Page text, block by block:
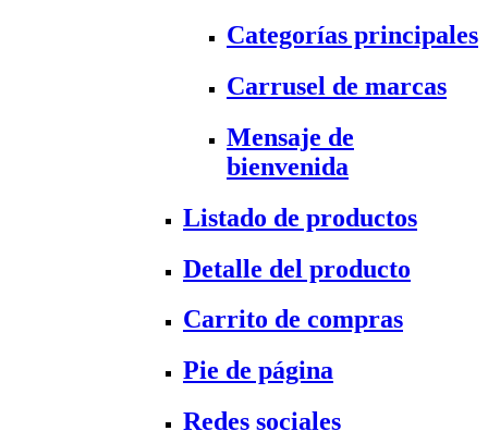
Categorías principales
Carrusel de marcas
Mensaje de
bienvenida
Listado de productos
Detalle del producto
Carrito de compras
Pie de página
Redes sociales